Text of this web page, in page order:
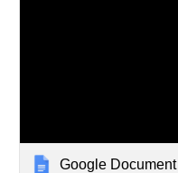
Google Document